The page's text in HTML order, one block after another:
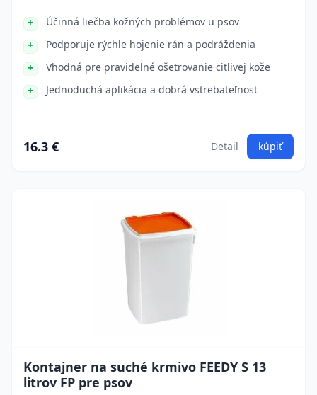
Účinná liečba kožných problémov u psov
Podporuje rýchle hojenie rán a podráždenia
Vhodná pre pravidelné ošetrovanie citlivej kože
Jednoduchá aplikácia a dobrá vstrebateľnosť
16.3 € Detail kúpiť
Kontajner na suché krmivo FEEDY S 13
litrov FP pre psov